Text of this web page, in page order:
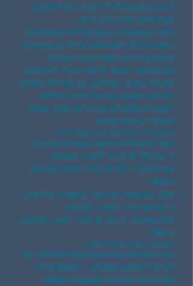
למה ברקן ואריאל? עוגני הלוגיסטיקה
והתעשייה של גזרת יו"ש
אזורי התעשייה ברקן ואריאל מסתמנים
בשנת 2026 כפתרונות הנדל"ן התעשייתי
האטרקטיביים ביותר עבור חברות
המבקשות לחתוך עלויות מבלי להתרחק
ממרכז הארץ. השילוב בין תעריפי ארנונה
נמוכים, הטבות מס של אזור עדיפות
לאומית ותשתיות מודרניות הופך אותם
למוקדי ביקוש קשיח.
תמצית עלויות הארנונה (נכון לשנת 2026):
אזור התעשייה ברקן: תעשייה ומלאכה:
כ-56-62 ₪ למ"ר לשנה | אחסנה
ומרלוגים: כ-85 ₪ למ"ר לשנה (חישוב
ברוטו).
אזור התעשייה אריאל: תעשייה ומלאכה:
כ-62 ₪ למ"ר לשנה | אחסנה
ולוגיסטיקה: כ-92 ₪ למ"ר לשנה (חישוב
ברוטו).
יתרונות גיאוגרפיים וצירי תנועה
שני האזורים נהנים ממיקום אסטרטגי על
כביש 5 (חוצה שומרון) – אוטוסטרדה
מהירה ודו-נתיבית שמחברת אותם